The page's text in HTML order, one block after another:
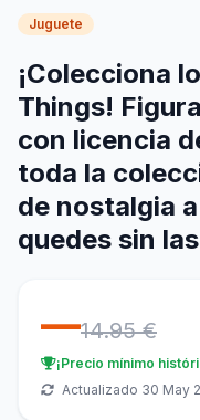
Juguete
¡Colecciona
Things!
con licencia
toda la
de nostalgia
quedes sin
—14.95 €
¡Precio mínimo
Actualizado 30 May